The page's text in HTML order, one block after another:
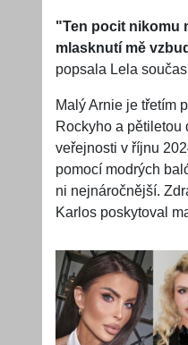
"Ten pocit nikomu
mlasknutí mě
popsala Lela
Malý Arnie je třetím
Rockyho a pětiletou
veřejnosti v říjnu
pomocí modrých
ni nejnáročnější.
Karlos poskytoval